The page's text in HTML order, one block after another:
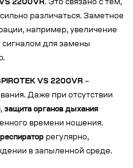
VS 2200VR. Это связано с тем,
различаться. Заметное
например, увеличение
сигналом для замены
VS 2200VR –
Даже при отсутствии
защита органов дыхания
времени ношения.
респиратор регулярно,
в запыленной среде.